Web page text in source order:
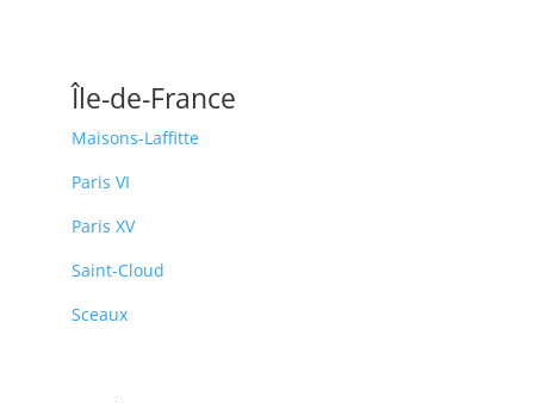
Île-de-France
Maisons-Laffitte
Paris VI
Paris XV
Saint-Cloud
Sceaux